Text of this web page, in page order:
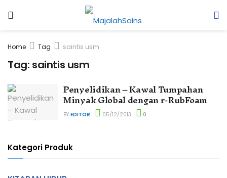
Home Tag saintis usm
Tag: saintis usm
Penyelidikan – Kawal Tumpahan
Minyak Global dengan r-RubFoam
BY EDITOR 05/12/2013 0
Kategori Produk